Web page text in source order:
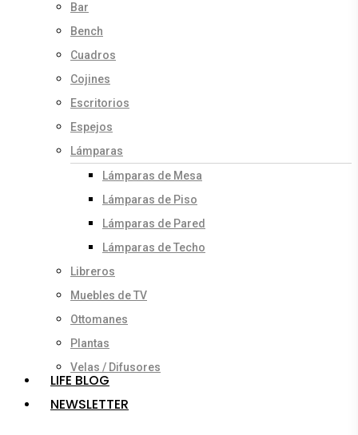
Bar
Bench
Cuadros
Cojines
Escritorios
Espejos
Lámparas
Lámparas de Mesa
Lámparas de Piso
Lámparas de Pared
Lámparas de Techo
Libreros
Muebles de TV
Ottomanes
Plantas
Velas / Difusores
LIFE BLOG
NEWSLETTER